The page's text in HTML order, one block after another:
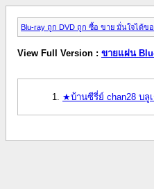
Blu-ray ถูก DVD ถูก ซื้อ ขาย มั่นใจได้ข
View Full Version : ขายแผ่น
★บ้านซีรี่ย์ chan28